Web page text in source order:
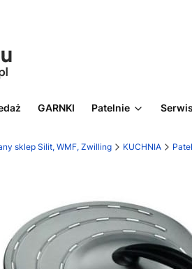
GARNKI Patelnie
sklep Silit, WMF, Zwilling KUCHNIA